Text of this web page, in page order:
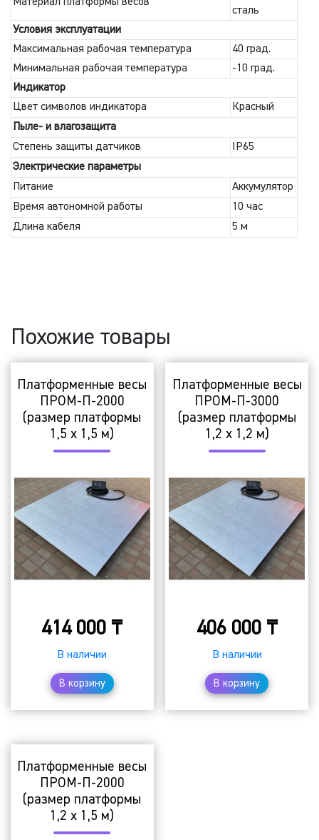
Материал платформы весов
сталь
Условия эксплуатации
Максимальная рабочая температура
40 град.
Минимальная рабочая температура
-10 град.
Индикатор
Цвет символов индикатора
Красный
Пыле- и влагозащита
Степень защиты датчиков
IP65
Электрические параметры
Питание
Аккумулятор
Время автономной работы
10 час
Длина кабеля
5 м
Похожие товары
Платформенные весы
ПРОМ-П-2000
(размер платформы
1,5 х 1,5 м)
414 000 ₸
В наличии
В корзину
Платформенные весы
ПРОМ-П-3000
(размер платформы
1,2 х 1,2 м)
406 000 ₸
В наличии
В корзину
Платформенные весы
ПРОМ-П-2000
(размер платформы
1,2 х 1,5 м)